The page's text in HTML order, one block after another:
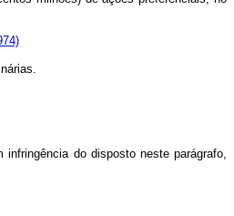
do disposto neste parágrafo,